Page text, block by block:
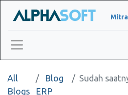
All
Blogs
Blog
ERP
Sudah saatnya